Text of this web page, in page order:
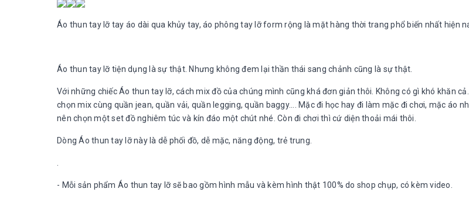
Áo thun tay lỡ tay áo dài qua khủy tay, áo phông tay lỡ form rộng là mặt hàng thời trang phổ biến nhất hiện
Áo thun tay lỡ tiện dụng là sự thật. Nhưng không đem lại thần thái sang chảnh cũng là sự thật.
Với những chiếc Áo thun tay lỡ, cách mix đồ của chúng mình cũng khá đơn giản thôi. Không có gì khó khăn
chọn mix cùng quần jean, quần vải, quần legging, quần baggy.... Mặc đi học hay đi làm mặc đi chơi, mặc áo
nên chọn một set đồ nghiêm túc và kín đáo một chút nhé. Còn đi chơi thì cứ diện thoải mái thôi.
Dòng Áo thun tay lỡ này là dễ phối đồ, dễ mặc, năng động, trẻ trung.
- Mỗi sản phẩm Áo thun tay lỡ sẽ bao gồm hình mẫu và kèm hình thật 100% do shop chụp, có kèm video.